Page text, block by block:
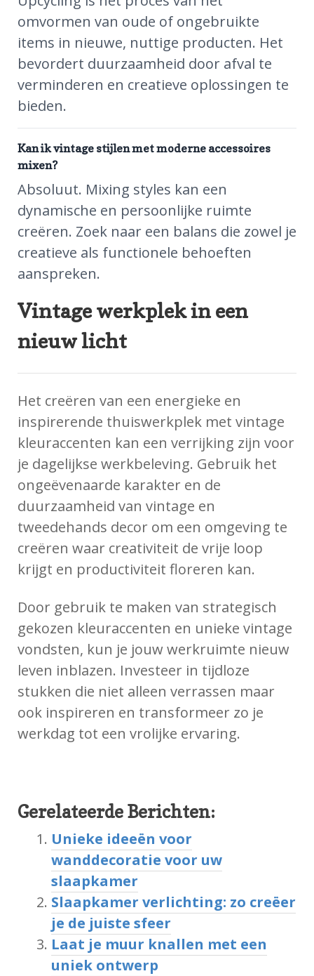
omvormen van oude of ongebruikte
items in nieuwe, nuttige producten. Het
bevordert duurzaamheid door afval te
verminderen en creatieve oplossingen te
bieden.
Kan ik vintage stijlen met moderne accessoires
mixen?
Absoluut. Mixing styles kan een
dynamische en persoonlijke ruimte
creëren. Zoek naar een balans die zowel je
creatieve als functionele behoeften
aanspreken.
Vintage werkplek in een
nieuw licht
Het creëren van een energieke en
inspirerende thuiswerkplek met vintage
kleuraccenten kan een verrijking zijn voor
je dagelijkse werkbeleving. Gebruik het
ongeëvenaarde karakter en de
duurzaamheid van vintage en
tweedehands decor om een omgeving te
creëren waar creativiteit de vrije loop
krijgt en productiviteit floreren kan.
Door gebruik te maken van strategisch
gekozen kleuraccenten en unieke vintage
vondsten, kun je jouw werkruimte nieuw
leven inblazen. Investeer in tijdloze
stukken die niet alleen verrassen maar
ook inspireren en transformeer zo je
werkdag tot een vrolijke ervaring.
Gerelateerde Berichten:
Unieke ideeën voor
wanddecoratie voor uw
slaapkamer
Slaapkamer verlichting: zo creëer
je de juiste sfeer
Laat je muur knallen met een
uniek ontwerp